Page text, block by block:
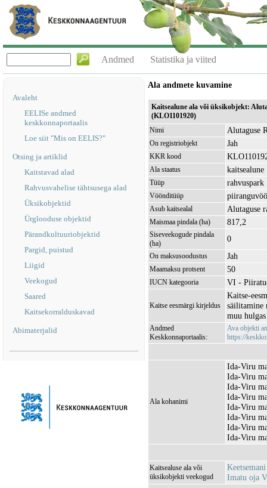
Andmed Statistika ja viited
Avaleht
EELISe andmed
keskkonnaportaalis
Loe siit "Mis on EELIS?"
Otsing ja artiklid
Kaitstavad alad
Rahvusvahelise tähtsusega alad
Üksikobjektid
Ürglooduse objektid
Pärandkultuuriobjektid
Pargid, puistud
Liigid
Veekogud
Saared
Kaitsekorralduskavad
Abimaterjalid
Ala andmete kuvamine
Kaitsealune ala või üksikobjekt:
(KLO1101920)
Nimi
Alutaguse
On registriobjekt Jah
KKR kood
Ala staatus kaitsealune
Tüüp rahvuspark
Vöönditüüp
Asub kaitsealal Alutaguse
Maismaa pindala (ha) 817,2
Siseveekogude pindala
(ha)
0
On maksusoodustus Jah
Maamaksu protsent 50
IUCN kategooria VI -
Kaitse eesmärgi kirjeldus
säilitamine
muu
Andmed
Keskkonnaportaalis:
Ava objekti
https://
Ala kohanimi
Ida-Viru
Ida-Viru
Ida-Viru
Ida-Viru
Ida-Viru
Ida-Viru
Ida-Viru
Ida-Viru
Kaitsealuse ala või
üksikobjekti veekogud
Imatu oja